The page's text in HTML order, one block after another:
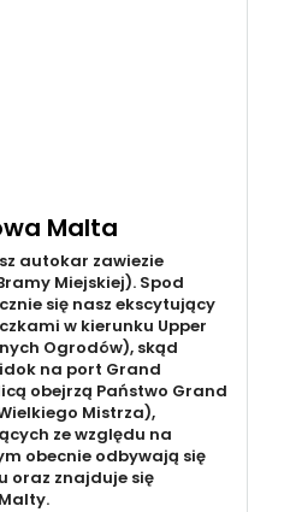
Malta
autokar zawiezie
Miejskiej). Spod
się nasz ekscytujący
w kierunku Upper
Ogrodów), skąd
na port Grand
obejrzą Państwo Grand
Mistrza),
ze względu na
obecnie odbywają się
oraz znajduje się